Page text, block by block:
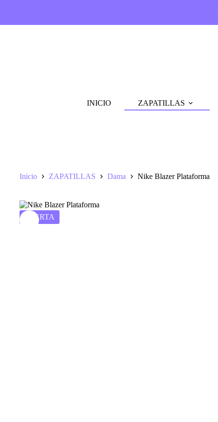
INICIO ZAPATILLAS
Inicio ZAPATILLAS Dama Nike Blazer Plataforma
OFERTA